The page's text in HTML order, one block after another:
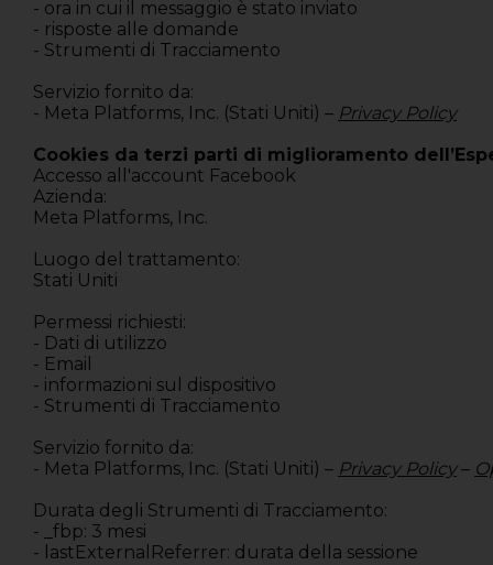
- ora in cui il messaggio è stato inviato
- risposte alle domande
- Strumenti di Tracciamento
Servizio fornito da:
- Meta Platforms, Inc. (Stati Uniti) – Privacy Policy
Cookies da terzi parti di miglioramento
Accesso all'account Facebook
Azienda:
Meta Platforms, Inc.
Luogo del trattamento:
Stati Uniti
Permessi richiesti:
- Dati di utilizzo
- Email
- informazioni sul dispositivo
- Strumenti di Tracciamento
Servizio fornito da:
- Meta Platforms, Inc. (Stati Uniti) – Privacy Policy –
Durata degli Strumenti di Tracciamento:
- _fbp: 3 mesi
- lastExternalReferrer: durata della sessione